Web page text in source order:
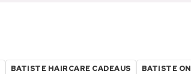
BATISTE HAIRCARE CADEAUS BATISTE